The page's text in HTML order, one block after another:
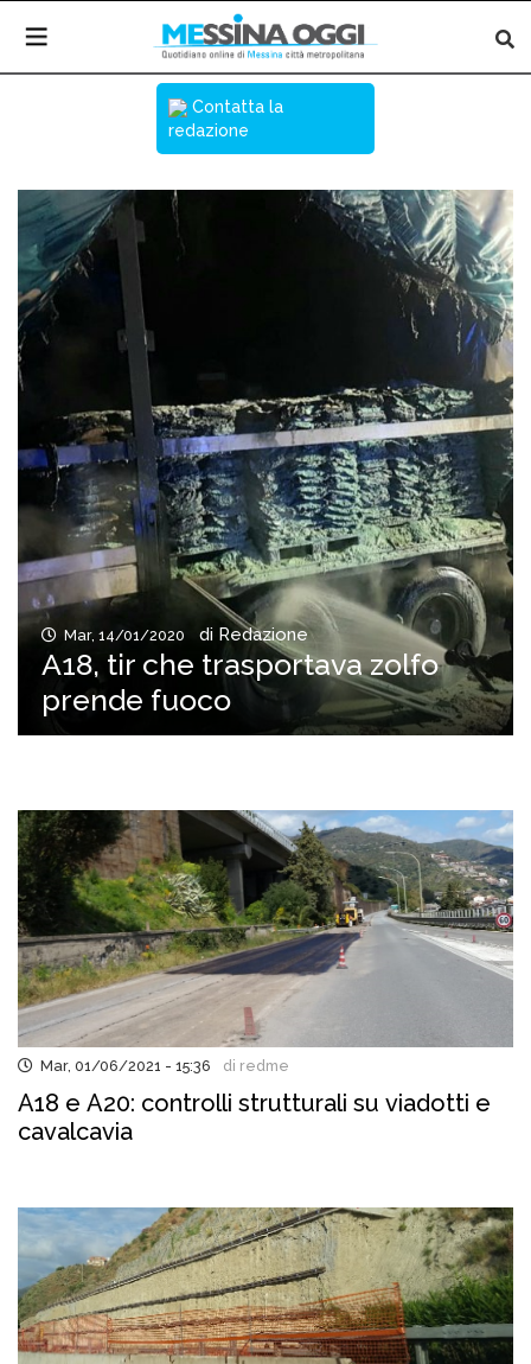
Contatta la
redazione
Mar, 14/01/2020 di Redazione
A18, tir che trasportava zolfo
prende fuoco
Mar, 01/06/2021 - 15:36 di redme
A18 e A20: controlli strutturali su viadotti e
cavalcavia